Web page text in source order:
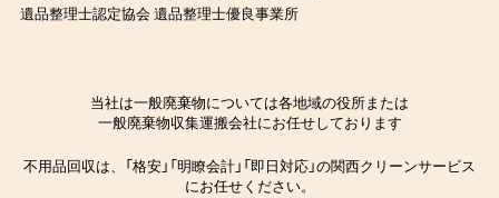
遺品整理士認定協会 遺品整理士優良事業所
当社は一般廃棄物については各地域の役所または
一般廃棄物収集運搬会社にお任せしております
不用品回収は、「格安」「明瞭会計」「即日対応」の関西クリーンサービス
にお任せください。